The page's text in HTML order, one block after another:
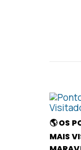
🌎 OS
MAIS